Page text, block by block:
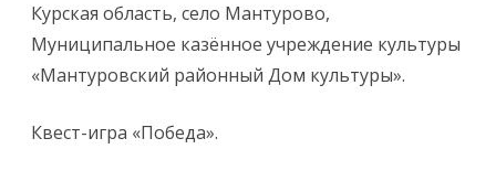
Курская область, село Мантурово,
Муниципальное казённое учреждение культуры
«Мантуровский районный Дом культуры».
Квест-игра «Победа».